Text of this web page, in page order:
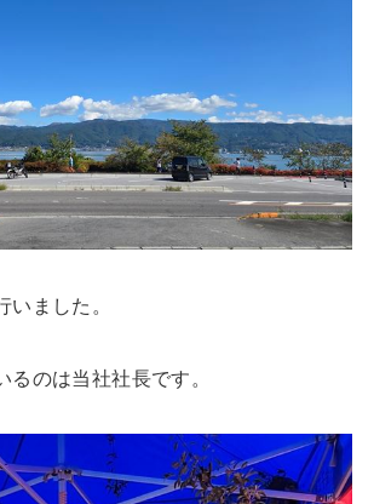
ました。
のは当社社長です。